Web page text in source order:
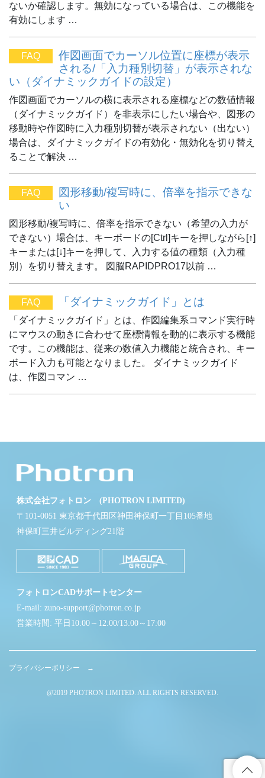
ないか確認します。無効になっている場合は、この機能を
有効にします …
FAQ
作図画面でカーソル位置に座標が表示
される/「入力種別切替」が表示されな
い（ダイナミックガイドの設定）
作図画面でカーソルの横に表示される座標などの数値情報
（ダイナミックガイド）を非表示にしたい場合や、図形の
移動時や作図時に入力種別切替が表示されない（出ない）
場合は、ダイナミックガイドの有効化・無効化を切り替え
ることで解決 …
FAQ
図形移動/複写時に、倍率を指示できな
い
図形移動/複写時に、倍率を指示できない（希望の入力が
できない）場合は、キーボードの[Ctrl]キーを押しながら[↑]
キーまたは[↓]キーを押して、入力する値の種類（入力種
別）を切り替えます。 図脳RAPIDPRO17以前 …
FAQ 「ダイナミックガイド」とは
「ダイナミックガイド」とは、作図編集系コマンド実行時
にマウスの動きに合わせて座標情報を動的に表示する機能
です。この機能は、従来の数値入力機能と統合され、キー
ボード入力も可能となりました。 ダイナミックガイド
は、作図コマン …
株式会社フォトロン (PHOTRON LIMITED)
〒101-0051 東京都千代田区神田神保町一丁目105番地
神保町三井ビルディング21階
フォトロンCADサポートセンター
E-mail: zuno-support@photron.co.jp
営業時間: 平日10:00～12:00/13:00～17:00
プライバシーポリシー →
@2019 PHOTRON LIMITED. ALL RIGHTS RESERVED.